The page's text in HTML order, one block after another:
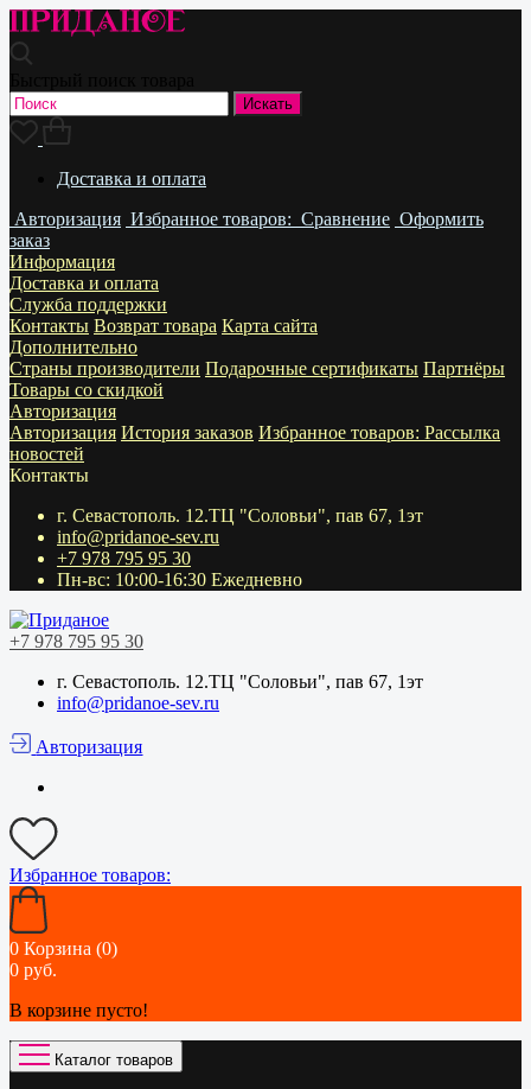
Доставка и оплата
Авторизация Избранное товаров: Сравнение Оформить
заказ
Информация
Доставка и оплата
Служба поддержки
Контакты Возврат товара Карта сайта
Дополнительно
Страны производители Подарочные сертификаты Партнёры
Товары со скидкой
Авторизация
Авторизация История заказов Избранное товаров: Рассылка
новостей
Контакты
г. Севастополь. 12.ТЦ "Соловьи", пав 67, 1эт
info@pridanoe-sev.ru
+7 978 795 95 30
Пн-вс: 10:00-16:30 Ежедневно
+7 978 795 95 30
г. Севастополь. 12.ТЦ "Соловьи", пав 67, 1эт
info@pridanoe-sev.ru
Авторизация
Избранное товаров:
0 Корзина (0)
0 руб.
В корзине пусто!
Каталог товаров